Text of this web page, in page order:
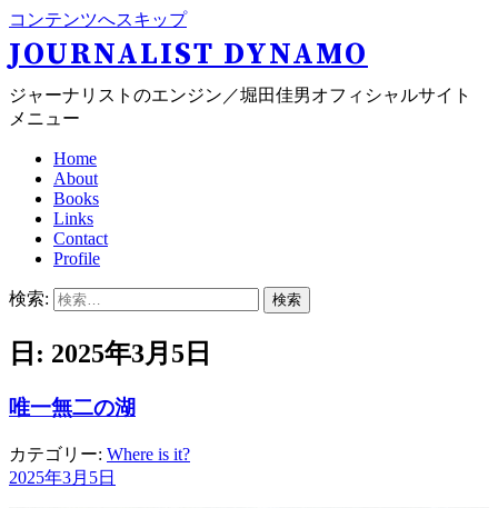
コンテンツへスキップ
JOURNALIST DYNAMO
ジャーナリストのエンジン／堀田佳男オフィシャルサイト
メニュー
Home
About
Books
Links
Contact
Profile
検索:
日: 2025年3月5日
唯一無二の湖
カテゴリー: Where is it?
2025年3月5日